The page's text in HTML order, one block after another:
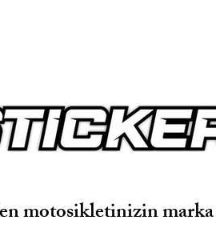
motosikletinizin